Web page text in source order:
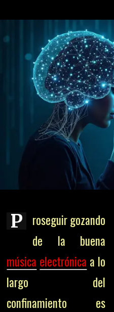
P
roseguir gozando
de la buena
música electrónica a lo
largo del
confinamiento es